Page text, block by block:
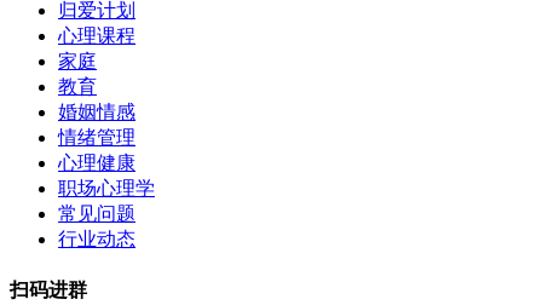
归爱计划
心理课程
家庭
教育
婚姻情感
情绪管理
心理健康
职场心理学
常见问题
行业动态
扫码进群